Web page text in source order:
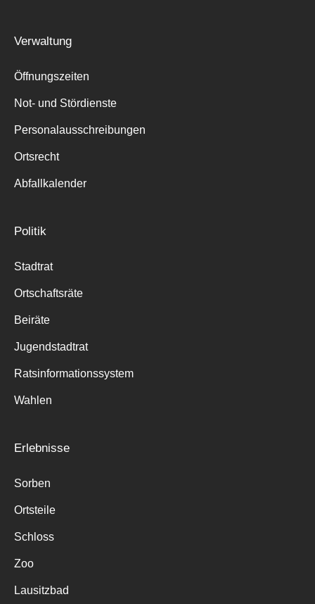
Verwaltung
Öffnungszeiten
Not- und Stördienste
Personalausschreibungen
Ortsrecht
Abfallkalender
Politik
Stadtrat
Ortschaftsräte
Beiräte
Jugendstadtrat
Ratsinformationssystem
Wahlen
Erlebnisse
Sorben
Ortsteile
Schloss
Zoo
Lausitzbad